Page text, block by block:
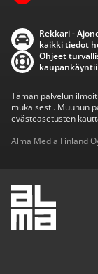
Rekkari -
kaikki tiedot
Ohjeet
Tämän palvelun
mukaisesti. Muuhun
evästeasetusten
Alma Media Finland